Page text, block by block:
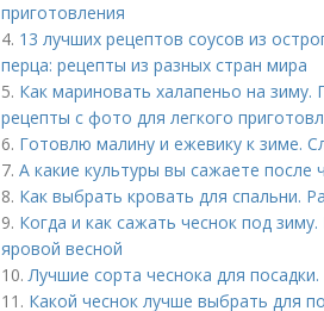
приготовления
4. 13 лучших рецептов соусов из
перца: рецепты из разных стран мира
5. Как мариновать халапеньо на
рецепты с фото для легкого
6. Готовлю малину и ежевику к зиме.
7. А какие культуры вы сажаете после
8. Как выбрать кровать для спальни.
9. Когда и как сажать чеснок под
яровой весной
10.Лучшие сорта чеснока для
11. Какой чеснок лучше выбрать для